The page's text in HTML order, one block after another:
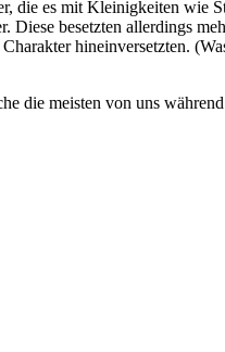
die es mit Kleinigkeiten wie
Diese besetzten allerdings
hineinversetzten.
die meisten von uns